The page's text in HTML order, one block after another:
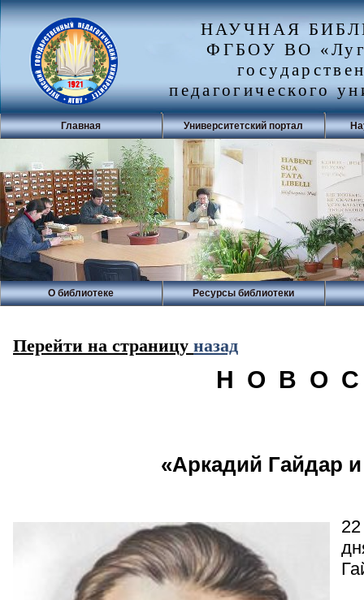
НАУЧНАЯ
ФГБОУ ВО
педагогического
Главная Университетский портал
О библиотеке Ресурсы библиотеки
Перейти на страницу назад
Н О В О
«Аркадий Гайдар и